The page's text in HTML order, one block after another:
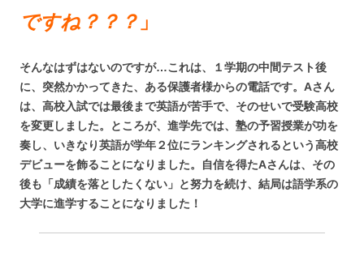
ですね？？？ 」
そんなはずはないのですが…これは、１学期の中間テスト後
に、突然かかってきた、ある保護者様からの電話です。 Aさん
は、高校入試では最後まで英語が苦手で、そのせいで受験高校
を変更しました。ところが、進学先では、塾の予習授業が功を
奏し、いきなり英語が学年２位にランキングされるという高校
デビューを飾ることになりました。自信を得たAさんは、その
後も「成績を落としたくない」と努力を続け、結局は語学系の
大学に進学することになりました！